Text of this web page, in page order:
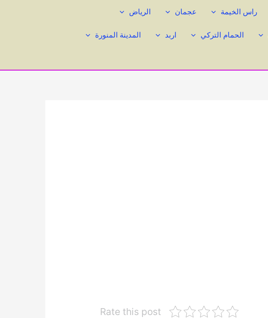
راس الخيمة عجمان الرياض
الحمام التركي اربد المدينة المنورة
Rate this post